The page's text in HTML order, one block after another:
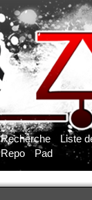
Recherche
Liste
Repo
Pad